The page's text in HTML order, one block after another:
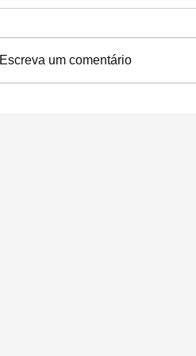
Escreva um comentário